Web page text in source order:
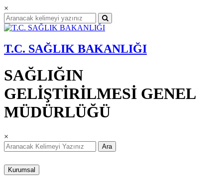
×
T.C. SAĞLIK BAKANLIĞI
SAĞLIĞIN
GELİŞTİRİLMESİ GENEL
MÜDÜRLÜĞÜ
×
Ara
Kurumsal